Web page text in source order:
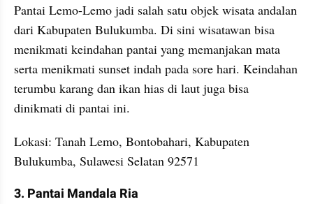
Pantai Lemo-Lemo jadi salah satu objek wisata andalan
dari Kabupaten Bulukumba. Di sini wisatawan bisa
menikmati keindahan pantai yang memanjakan mata
serta menikmati sunset indah pada sore hari. Keindahan
terumbu karang dan ikan hias di laut juga bisa
dinikmati di pantai ini.
Lokasi: Tanah Lemo, Bontobahari, Kabupaten
Bulukumba, Sulawesi Selatan 92571
3. Pantai Mandala Ria